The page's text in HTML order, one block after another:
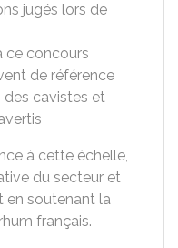
jugés lors de
ce concours
de référence
des cavistes et
à cette échelle,
du secteur et
en soutenant la
français.